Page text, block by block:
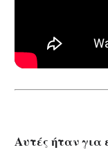
Αυτές ήταν για